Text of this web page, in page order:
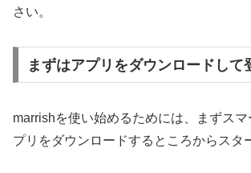
さい。
まずはアプリをダウンロードして
marrishを使い始めるためには、まずス
プリをダウンロードするところからスタ